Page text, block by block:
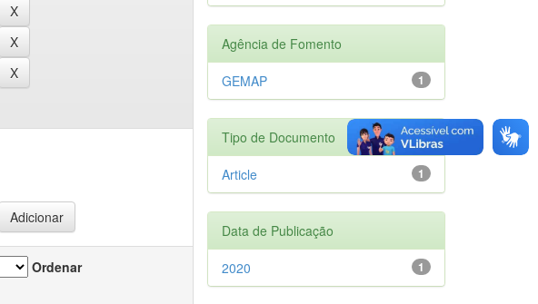
Ordenar
Agência de Fomento
1
GEMAP
Tipo de Documento
1
Article
Data de Publicação
1
2020